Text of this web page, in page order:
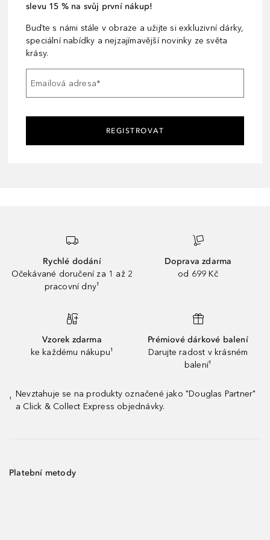
slevu 15 % na svůj první nákup!
Buďte s námi stále v obraze a užijte si exkluzivní dárky,
speciální nabídky a nejzajímavější novinky ze světa
krásy.
Emailová adresa*
REGISTROVAT
Rychlé dodání
Očekávané doručení za 1 až 2
pracovní dny¹
Doprava zdarma
od 699 Kč
Vzorek zdarma
ke každému nákupu¹
Prémiové dárkové balení
Darujte radost v krásném
balení¹
¹
Nevztahuje se na produkty označené jako "Douglas Partner"
a Click & Collect Express objednávky.
Platební metody